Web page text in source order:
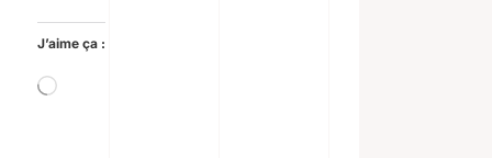
J’aime ça :
Chargement…